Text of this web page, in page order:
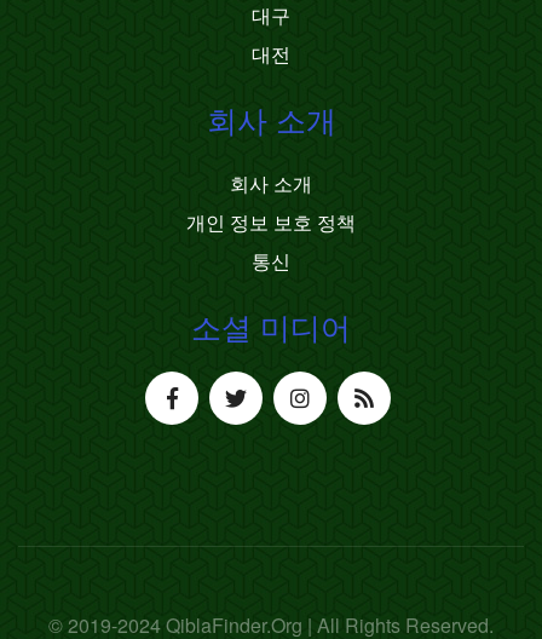
대구
대전
회사 소개
회사 소개
개인 정보 보호 정책
통신
소셜 미디어
© 2019-2024 QiblaFinder.Org | All Rights Reserved.